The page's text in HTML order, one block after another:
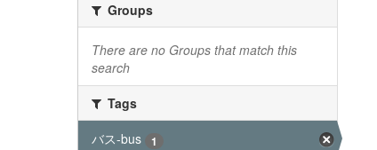
Groups
There are no Groups that match this
search
Tags
バス-bus
1